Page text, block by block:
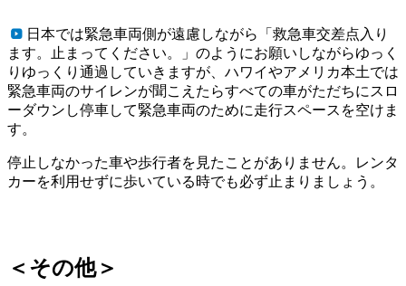
日本では緊急車両側が遠慮しながら「救急車交差点入り
ます。止まってください。」のようにお願いしながらゆっく
りゆっくり通過していきますが、ハワイやアメリカ本土では
緊急車両のサイレンが聞こえたらすべての車がただちにスロ
ーダウンし停車して緊急車両のために走行スペースを空けま
す。
停止しなかった車や歩行者を見たことがありません。レンタ
カーを利用せずに歩いている時でも必ず止まりましょう。
＜その他＞